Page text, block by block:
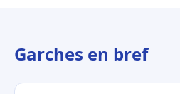
Garches en bref